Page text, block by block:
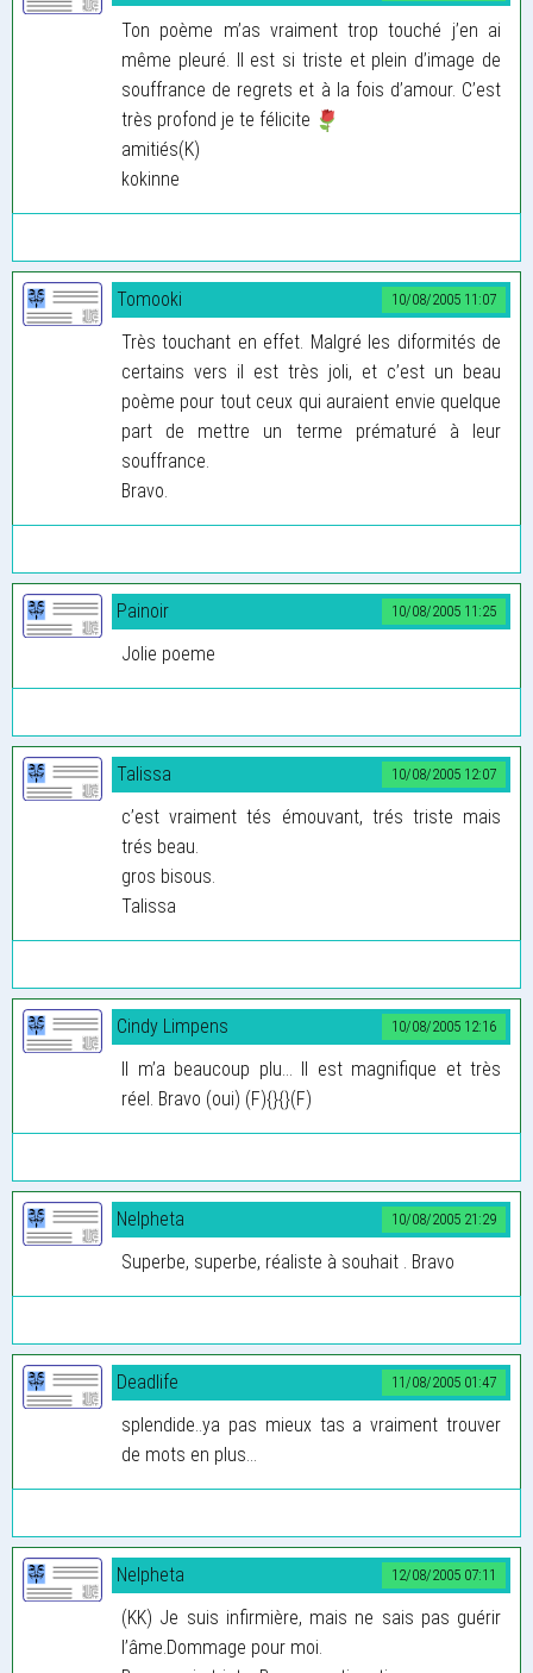
Ton poème m’as vraiment trop touché j’en ai
même pleuré. Il est si triste et plein d’image de
souffrance de regrets et à la fois d’amour. C’est
très profond je te félicite
amitiés(K)
kokinne
10/08/2005 11:07
Tomooki
Très touchant en effet. Malgré les diformités de
certains vers il est très joli, et c’est un beau
poème pour tout ceux qui auraient envie quelque
part de mettre un terme prématuré à leur
souffrance.
Bravo.
10/08/2005 11:25
Painoir
Jolie poeme
10/08/2005 12:07
Talissa
c’est vraiment tés émouvant, trés triste mais
trés beau.
gros bisous.
Talissa
10/08/2005 12:16
Cindy Limpens
Il m’a beaucoup plu... Il est magnifique et très
réel. Bravo (oui) (F){}{}(F)
10/08/2005 21:29
Nelpheta
Superbe, superbe, réaliste à souhait . Bravo
11/08/2005 01:47
Deadlife
splendide..ya pas mieux tas a vraiment trouver
de mots en plus...
12/08/2005 07:11
Nelpheta
(KK) Je suis infirmière, mais ne sais pas guérir
l’âme.Dommage pour moi.